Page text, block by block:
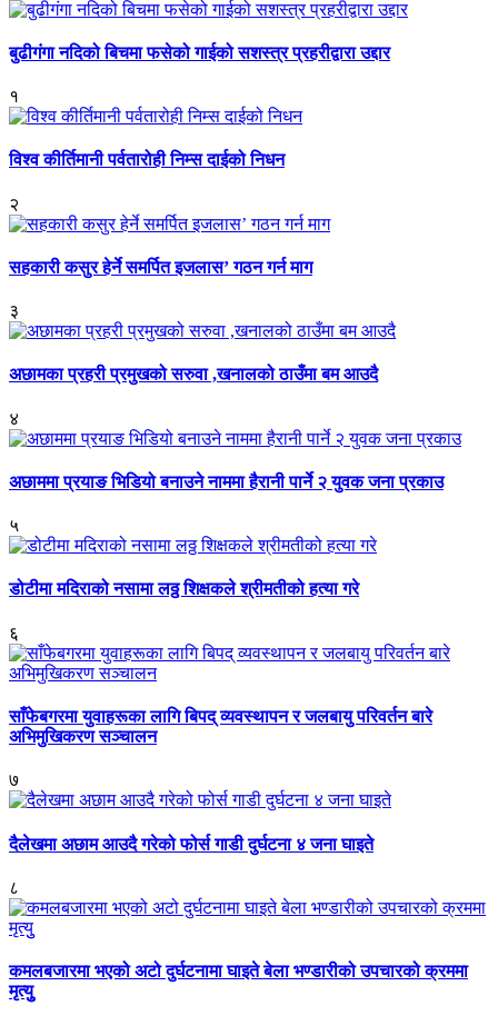
बुढीगंगा नदिको बिचमा फसेको गाईको सशस्त्र प्रहरीद्वारा उद्दार
१
विश्व कीर्तिमानी पर्वतारोही निम्स दाईको निधन
२
सहकारी कसुर हेर्ने समर्पित इजलास’ गठन गर्न माग
३
अछामका प्रहरी प्रमुखको सरुवा ,खनालको ठाउँमा बम आउदै
४
अछाममा प्रयाङ भिडियो बनाउने नाममा हैरानी पार्ने २ युवक जना प्रकाउ
५
डोटीमा मदिराको नसामा लठ्ठ शिक्षकले श्रीमतीको हत्या गरे
६
साँफेबगरमा युवाहरूका लागि बिपद् व्यवस्थापन र जलबायु परिवर्तन बारे
अभिमुखिकरण सञ्चालन
७
दैलेखमा अछाम आउदै गरेको फोर्स गाडी दुर्घटना ४ जना घाइते
८
कमलबजारमा भएको अटो दुर्घटनामा घाइते बेला भण्डारीको उपचारको क्रममा
मृत्युु